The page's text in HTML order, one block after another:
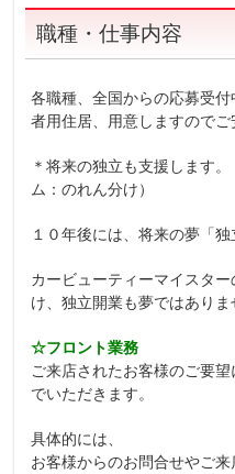
職種・仕事内容
各職種、全国からの応募受
者用住居、用意しますのでご
＊将来の独立も支援します
ム：のれん分け）
１０年後には、将来の夢「
カービューティーマイスタ
け、独立開業も夢ではありま
☆フロント業務
ご来店されたお客様のご要
でいただきます。
具体的には、
お客様からのお問合せやご